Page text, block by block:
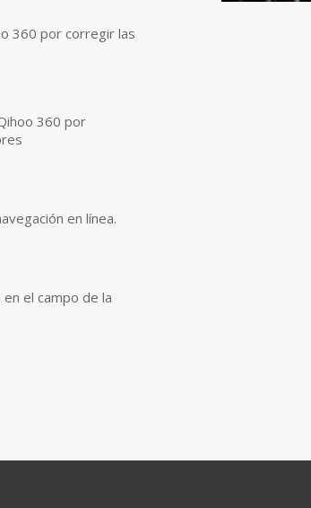
360 por corregir las
360 por
en línea.
el campo de la